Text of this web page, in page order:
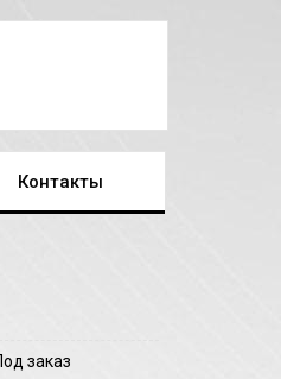
Контакты
заказ